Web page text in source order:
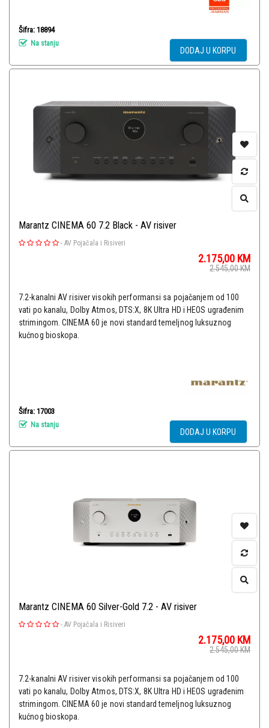
Šifra: 18894
Na stanju
DODAJ U KORPU
Marantz CINEMA 60 7.2 Black - AV risiver
- AV Pojačala i Risiveri
2.175,00 KM
2.545,00KM
7.2-kanalni AV risiver visokih performansi sa pojačanjem od 100
vati po kanalu, Dolby Atmos, DTS:X, 8K Ultra HD i HEOS ugrađenim
strimingom. CINEMA 60 je novi standard temeljnog luksuznog
kućnog bioskopa.
Šifra: 17003
Na stanju
DODAJ U KORPU
Marantz CINEMA 60 Silver-Gold 7.2 - AV risiver
- AV Pojačala i Risiveri
2.175,00 KM
2.545,00KM
7.2-kanalni AV risiver visokih performansi sa pojačanjem od 100
vati po kanalu, Dolby Atmos, DTS:X, 8K Ultra HD i HEOS ugrađenim
strimingom. CINEMA 60 je novi standard temeljnog luksuznog
kućnog bioskopa.